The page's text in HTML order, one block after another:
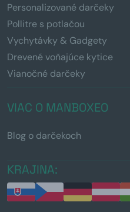
Personalizované darčeky
Pollitre s potlačou
Vychytávky & Gadgety
Drevené voňajúce kytice
Vianočné darčeky
VIAC O MANBOXEO
Blog o darčekoch
KRAJINA: